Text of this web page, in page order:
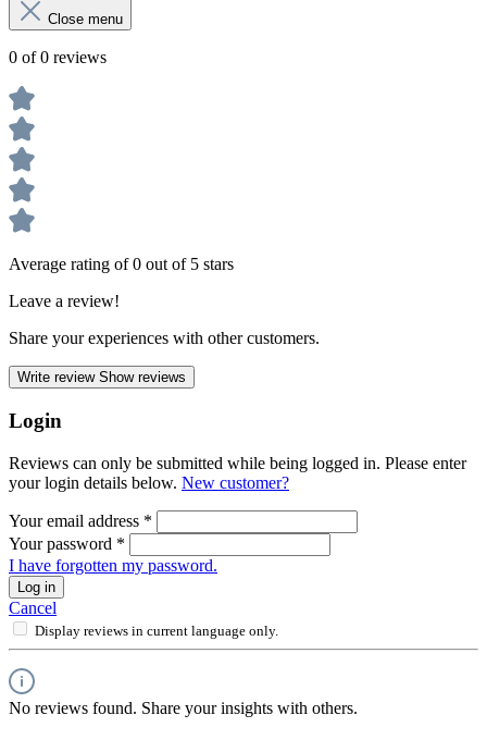
Close menu
0 of 0 reviews
Average rating of 0 out of 5 stars
Leave a review!
Share your experiences with other customers.
Write review Show reviews
Login
Reviews can only be submitted while being logged in. Please enter
your login details below. New customer?
Your email address *
Your password *
I have forgotten my password.
Log in
Cancel
Display reviews in current language only.
No reviews found. Share your insights with others.